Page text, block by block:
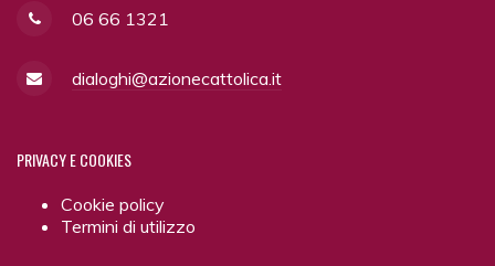
06 66 1321
dialoghi@azionecattolica.it
PRIVACYE COOKIES
Cookie policy
Termini di utilizzo